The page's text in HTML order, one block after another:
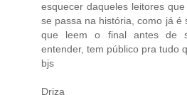
esquecer daqueles leitores
se passa na história, como já é
que leem o final antes de
entender, tem público pra tudo
bjs
Driza